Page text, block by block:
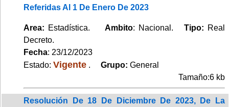
Referidas Al 1 De Enero De 2023
Area: Estadística. Ambito: Nacional. Tipo: Real
Decreto.
Fecha: 23/12/2023
Estado: Vigente . Grupo: General
Tamaño:6 kb
Resolución De 18 De Diciembre De 2023, De La